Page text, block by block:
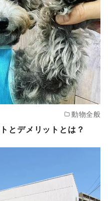
動物全般
とデメリットとは？